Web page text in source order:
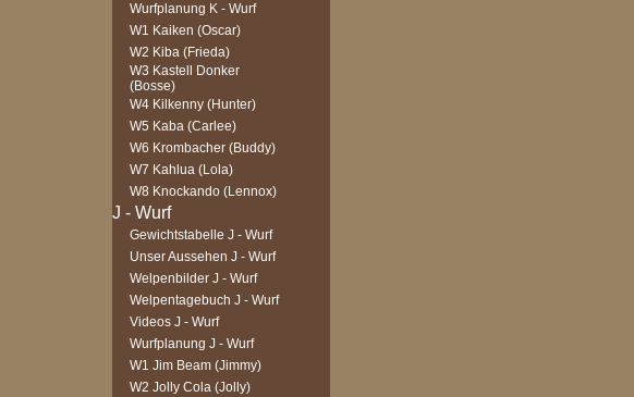
Wurfplanung K - Wurf
W1 Kaiken (Oscar)
W2 Kiba (Frieda)
W3 Kastell Donker
(Bosse)
W4 Kilkenny (Hunter)
W5 Kaba (Carlee)
W6 Krombacher (Buddy)
W7 Kahlua (Lola)
W8 Knockando (Lennox)
Gewichtstabelle J - Wurf
Unser Aussehen J - Wurf
Welpenbilder J - Wurf
Welpentagebuch J - Wurf
Videos J - Wurf
Wurfplanung J - Wurf
W1 Jim Beam (Jimmy)
W2 Jolly Cola (Jolly)